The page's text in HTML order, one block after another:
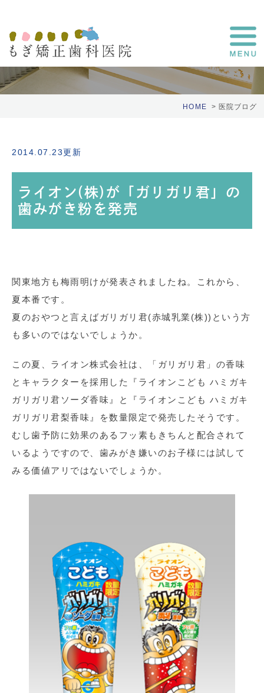
医院ブログ
HOME 医院ブログ
2014.07.23更新
ライオン(株)が「ガリガリ君」の
歯みがき粉を発売
関東地方も梅雨明けが発表されましたね。これから、
夏本番です。
夏のおやつと言えばガリガリ君(赤城乳業(株))という方
も多いのではないでしょうか。
この夏、ライオン株式会社は、「ガリガリ君」の香味
とキャラクターを採用した『ライオンこども ハミガキ
ガリガリ君ソーダ香味』と『ライオンこども ハミガキ
ガリガリ君梨香味』を数量限定で発売したそうです。
むし歯予防に効果のあるフッ素もきちんと配合されて
いるようですので、歯みがき嫌いのお子様には試して
みる価値アリではないでしょうか。